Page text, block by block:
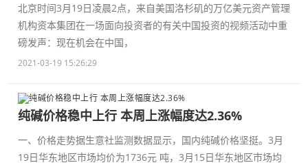
北京时间3月19日凌晨2点，来自美国洛杉矶的万亿美元资产管理
机构资本集团在一场面向投资者的有关中国投资的视频活动中重
磅发声：现在机会在中国，
2021-03-19 15:26:29
纯碱价格稳中上行 本周上涨幅度达2.36%
一、价格走势据生意社监测数据显示，国内纯碱价格坚挺。3月
19日华东地区市场均价为1736元 吨，3月15日华东地区市场均